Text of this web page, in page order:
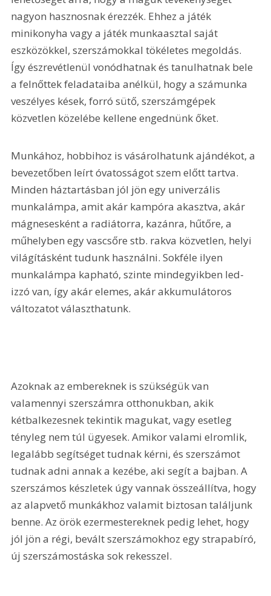
nagyon hasznosnak érezzék. Ehhez a játék
minikonyha vagy a játék munkaasztal saját
eszközökkel, szerszámokkal tökéletes megoldás.
Így észrevétlenül vonódhatnak és tanulhatnak bele
a felnőttek feladataiba anélkül, hogy a számunka
veszélyes kések, forró sütő, szerszámgépek
közvetlen közelébe kellene engednünk őket.
Munkához, hobbihoz is vásá­rolhatunk ajándékot, a
bevezetőben leírt óvatosságot szem előtt tartva.
Minden háztartásban jól jön egy univerzális
munkalámpa, amit akár kampóra akasztva, akár
mágnesesként a radiátorra, kazánra, hűtőre, a
műhelyben egy vascsőre stb. rakva közvetlen, helyi
világításként tudunk használni. Sokféle ilyen
munkalámpa kapható, szinte mindegyikben led-
izzó van, így akár elemes, akár akkumulátoros
változatot választhatunk.
Azoknak az embereknek is szükségük van
valamennyi szerszámra otthonukban, akik
kétbalkezesnek tekintik magukat, vagy esetleg
tényleg nem túl ügyesek. Amikor valami elromlik,
legalább segítséget tudnak kérni, és szerszámot
tudnak adni annak a kezébe, aki segít a bajban. A
szerszámos készletek úgy vannak összeállítva, hogy
az alapvető munkákhoz valamit biztosan találjunk
benne. Az örök ezermestereknek pedig lehet, hogy
jól jön a régi, bevált szerszámokhoz egy strapabíró,
új szerszámostáska sok rekesszel.